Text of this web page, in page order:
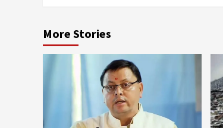
More Stories